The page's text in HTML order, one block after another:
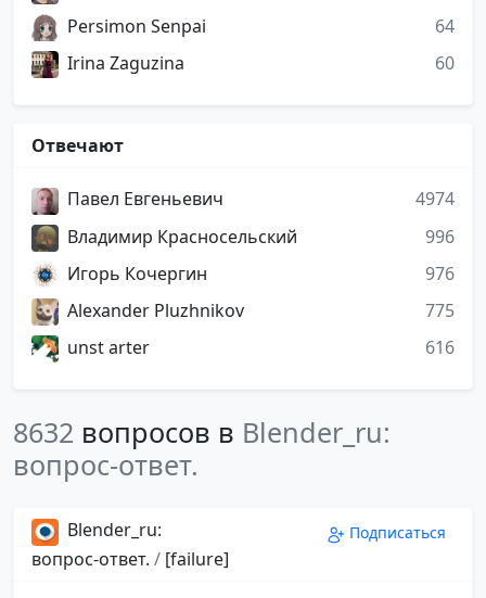
Persimon Senpai
64
Irina Zaguzina
60
Отвечают
Павел Евгеньевич
4974
Владимир Красносельский
996
Игорь Кочергин
976
Alexander Pluzhnikov
775
unst arter
616
8632 вопросов в Blender_ru:
вопрос-ответ.
Blender_ru:
вопрос-ответ. / [failure]
Подписаться